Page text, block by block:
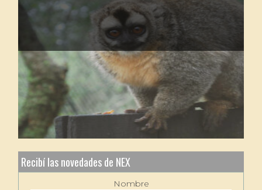
Recibí las novedades de NEX
Nombre